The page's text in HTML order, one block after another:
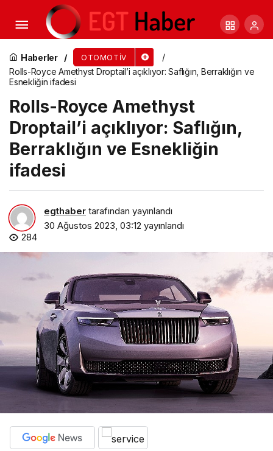
Haberler OTOMOTIV
Rolls-Royce Amethyst Droptail’i açıklıyor: Saflığın, Berraklığın ve
Esnekliğin ifadesi
Rolls-Royce Amethyst
Droptail’i açıklıyor: Saflığın,
Berraklığın ve Esnekliğin
ifadesi
egthaber tarafından yayınlandı
30 Ağustos 2023, 03:12 yayınlandı
284
Garenta’dan Avrasya Tüneli ZIP üyelerine özel
yüzde 38 indirim